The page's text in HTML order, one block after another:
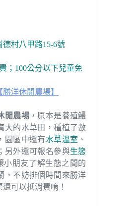
村八甲路15-6號
；100公分以下兒童免
洋休閒農場】
閒農場 ，原本是養殖鰻
大的水草田，種植了數
園區中還有水草溫室 、
；另外還可報名參與生態
小朋友了解生態之間的
，不妨排個時間來勝洋
可以抵消費唷！